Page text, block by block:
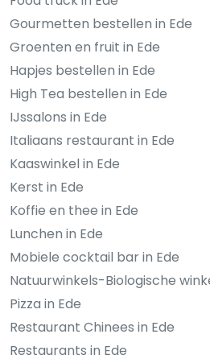
Gourmetten bestellen in Ede
Groenten en fruit in Ede
Hapjes bestellen in Ede
High Tea bestellen in Ede
IJssalons in Ede
Italiaans restaurant in Ede
Kaaswinkel in Ede
Kerst in Ede
Koffie en thee in Ede
Lunchen in Ede
Mobiele cocktail bar in Ede
Natuurwinkels-Biologische
Pizza in Ede
Restaurant Chinees in Ede
Restaurants in Ede